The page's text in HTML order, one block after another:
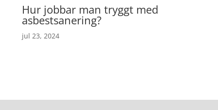
Hur jobbar man tryggt med
asbestsanering?
jul 23, 2024